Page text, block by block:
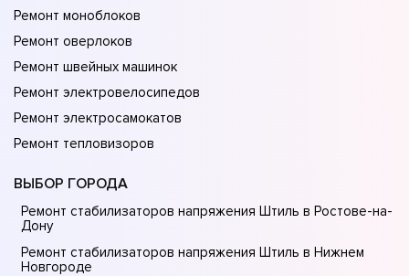
Ремонт моноблоков
Ремонт оверлоков
Ремонт швейных машинок
Ремонт электровелосипедов
Ремонт электросамокатов
Ремонт тепловизоров
ВЫБОР ГОРОДА
Ремонт стабилизаторов напряжения Штиль в Ростове-на-
Донy
Ремонт стабилизаторов напряжения Штиль в Нижнем
Новгороде